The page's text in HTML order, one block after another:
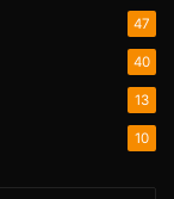
47
40
13
10